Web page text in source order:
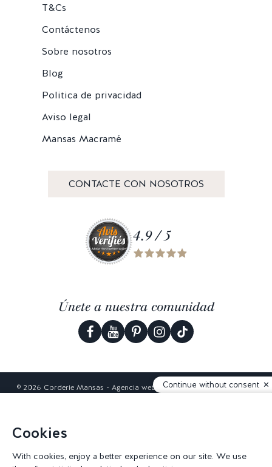
T&Cs
Contáctenos
Sobre nosotros
Blog
Politica de privacidad
Aviso legal
Mansas Macramé
CONTACTE CON NOSOTROS
4.9 / 5
Únete a nuestra comunidad
© 2026 Corderie Mansas - Agencia web Creabilis-Configuración de
Continue without consent
Cookies
With cookies, enjoy a better experience on our site. We use